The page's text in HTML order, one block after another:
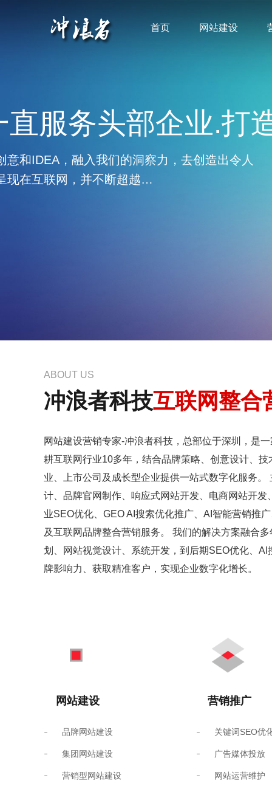
首页 网站建设
直服务头部企业.打
意和IDEA，融入我们的洞察力，去创造出令人
现在互联网，并不断超越…
ABOUT US
冲浪者科技互联网整合
网站建设营销专家-冲浪者科技， 总部位于深圳， 是
耕互联网行业10多年，结合品牌策略、创意设计、
业、上市公司及成长型企业提供一站式数字化服务
计、品牌官网制作、响应式网站开发、电商网站开
业SEO优化、GEO AI搜索优化推广、AI智能营销推
及互联网品牌整合营销服务。 我们的解决方案融合
划、网站视觉设计、系统开发，到后期SEO优化、
牌影响力、获取精准客户，实现企业数字化增长。
网站建设
品牌网站建设
集团网站建设
营销型网站建设
营销推广
关键词SEO优
广告媒体投放
网站运营维护